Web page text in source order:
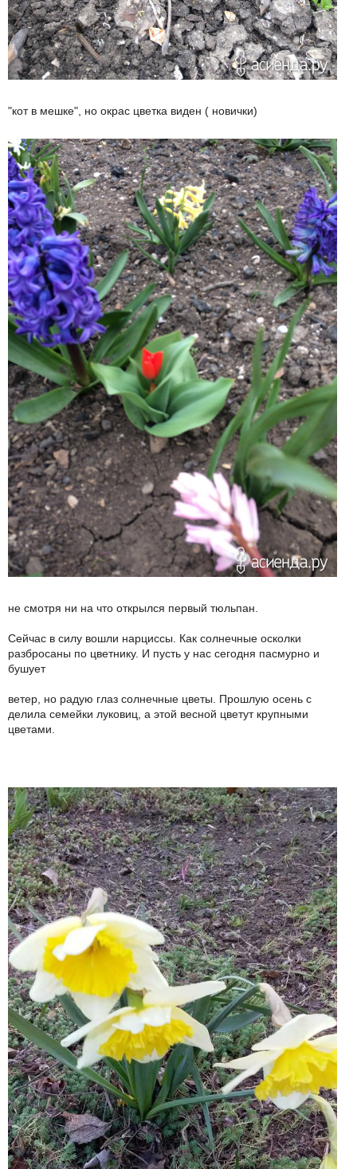
"кот в мешке", но окрас цветка виден ( новички)
не смотря ни на что открылся первый тюльпан.
Сейчас в силу вошли нарциссы. Как солнечные осколки
разбросаны по цветнику. И пусть у нас сегодня пасмурно и
бушует
ветер, но радую глаз солнечные цветы. Прошлую осень с
делила семейки луковиц, а этой весной цветут крупными
цветами.